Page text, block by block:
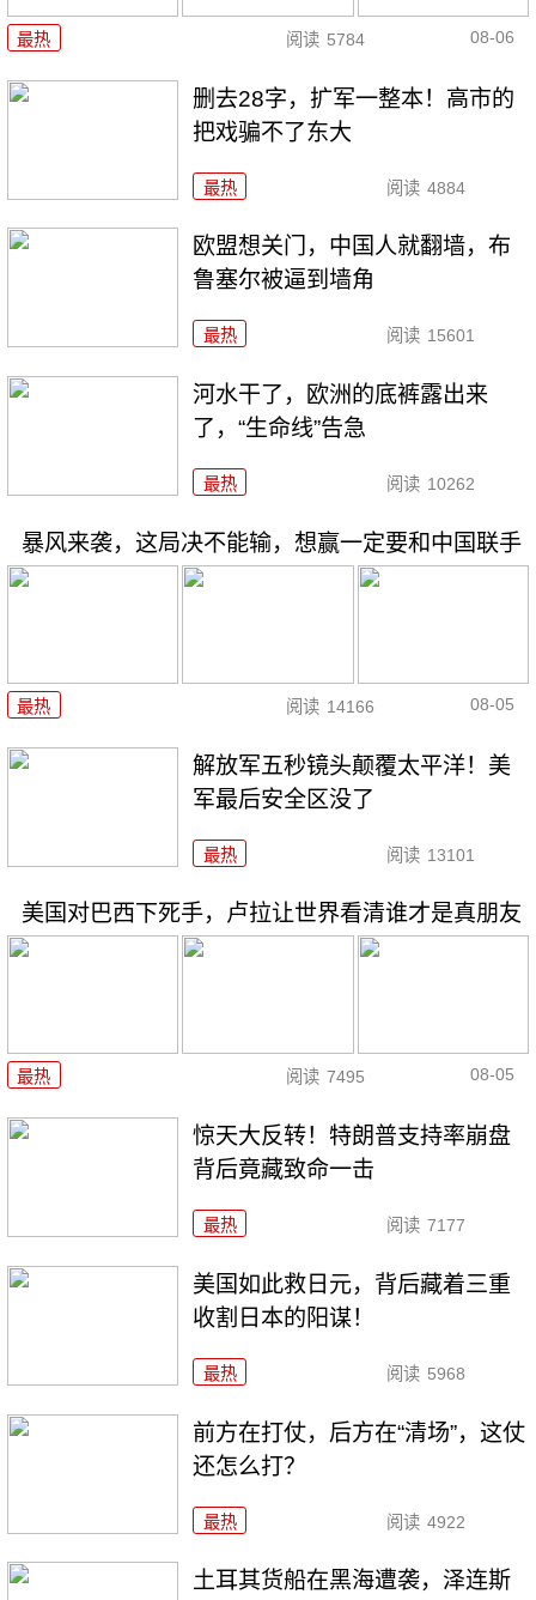
最热 阅读 5784 08-06
删去28字，扩军一整本！高市的
把戏骗不了东大
最热 阅读 4884
欧盟想关门，中国人就翻墙，布
鲁塞尔被逼到墙角
最热 阅读 15601
河水干了，欧洲的底裤露出来
了，“生命线”告急
最热 阅读 10262
暴风来袭，这局决不能输，想赢一定要和中国联手
最热 阅读 14166 08-05
解放军五秒镜头颠覆太平洋！美
军最后安全区没了
最热 阅读 13101
美国对巴西下死手，卢拉让世界看清谁才是真朋友
最热 阅读 7495 08-05
惊天大反转！特朗普支持率崩盘
背后竟藏致命一击
最热 阅读 7177
美国如此救日元，背后藏着三重
收割日本的阳谋！
最热 阅读 5968
前方在打仗，后方在“清场”，这仗
还怎么打？
最热 阅读 4922
土耳其货船在黑海遭袭，泽连斯